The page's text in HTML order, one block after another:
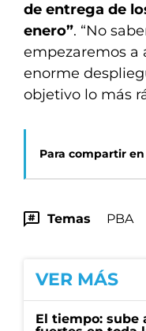
de entrega de
enero”. “No
empezaremos a
enorme
objetivo lo más
Para compartir
Temas PBA
VER MÁS
El tiempo: sube